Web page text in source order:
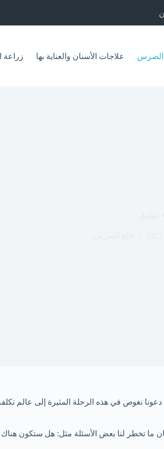
الضرس علاجات الأسنان والعناية بها زراعة
نغوص في هذه الرحلة المثيرة إلى عالم
ما تخطر لنا بعض الأسئلة مثل: هل ستكون